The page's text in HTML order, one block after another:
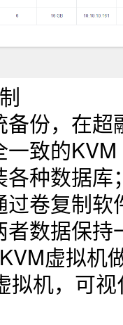
份，在
致的
种数据库
卷复制
数据保持
虚拟机
拟机，可